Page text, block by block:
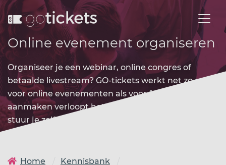
Online evenement organiseren
Organiseer je een webinar, online congres of
betaalde livestream? GO-tickets werkt net zo goed
voor online evenementen als voor fysieke. Het
aanmaken verloopt hetzelfde en de streamlink
stuur je zelf naar kopers via je eigen mail.
Home
Kennisbank